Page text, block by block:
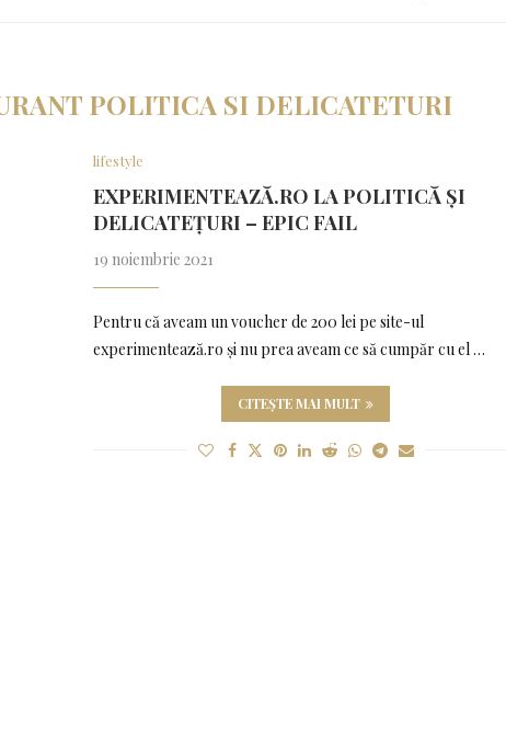
POLITICA SI DELICATETURI
lifestyle
EXPERIMENTEAZĂ.RO LA POLITICĂ ȘI
DELICATEȚURI – EPIC FAIL
19 noiembrie 2021
Pentru că aveam un voucher de 200 lei pe site-ul
experimentează.ro și nu prea aveam ce să cumpăr cu el …
CITEȘTE MAI MULT